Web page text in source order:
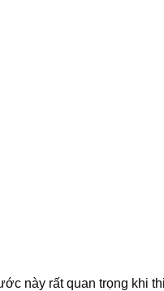
này rất quan trọng khi